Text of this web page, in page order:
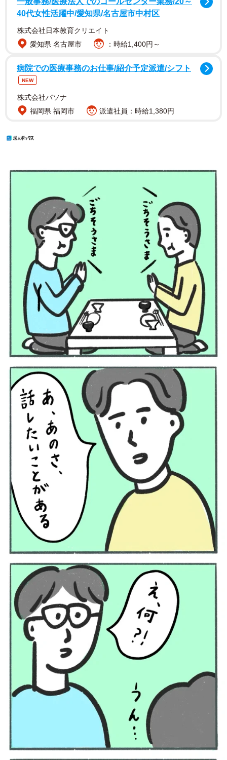
40代女性活躍中/愛知県/名古屋市中村区
株式会社日本教育クリエイト
愛知県 名古屋市
：時給1,400円～
病院での医療事務のお仕事/紹介予定派遣/シフト
NEW
株式会社パソナ
福岡県 福岡市
派遣社員：時給1,380円